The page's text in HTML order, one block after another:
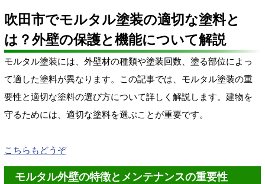
吹田市でモルタル塗装の適切な塗料と
は？外壁の保護と機能について解説
モルタル塗装には、外壁材の種類や塗装回数、塗る部位によっ
て適した塗料が異なります。この記事では、モルタル塗装の重
要性と適切な塗料の選び方について詳しく解説します。建物を
守るためには、適切な塗料を選ぶことが重要です。
こちらもどうぞ
モルタル外壁の特徴とメンテナンスの重要性